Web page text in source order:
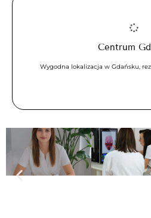
Centrum
Wygodna lokalizacja w Gdańsku,